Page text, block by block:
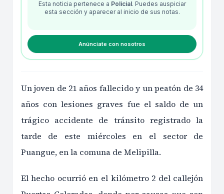
Esta noticia pertenece a Policial. Puedes auspiciar
esta sección y aparecer al inicio de sus notas.
Anúnciate con nosotros
Un joven de 21 años fallecido y un peatón de 34
años con lesiones graves fue el saldo de un
trágico accidente de tránsito registrado la
tarde de este miércoles en el sector de
Puangue, en la comuna de Melipilla.
El hecho ocurrió en el kilómetro 2 del callejón